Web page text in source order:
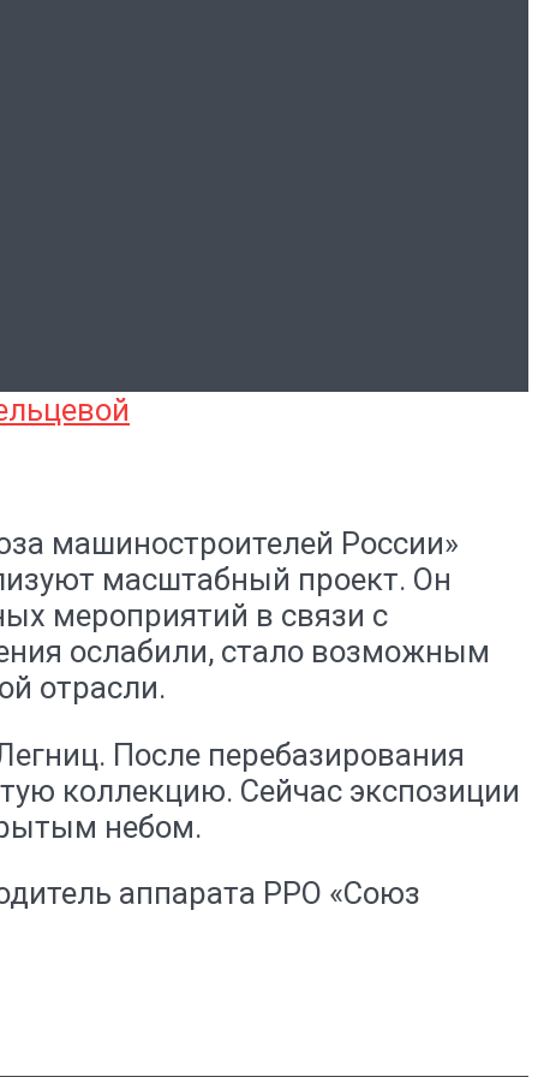
машиностроителей России»
масштабный проект. Он
мероприятий в связи с
ослабили, стало возможным
отрасли.
После перебазирования
коллекцию. Сейчас экспозиции
небом.
аппарата РРО «Союз